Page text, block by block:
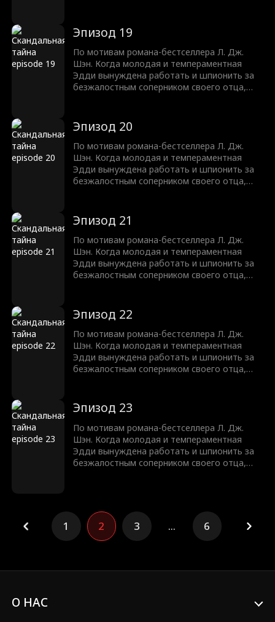
любовь с большой разницей в возрасте,
которая может погубить их обоих.
Эпизод 19
По мотивам романа-бестселлера Л. Дж.
Шэн. Когда молодая и темпераментная
Эдди вынуждена работать и шпионить за
безжалостным соперником своего отца,
любовь с большой разницей в возрасте,
которая может погубить их обоих.
Эпизод 20
По мотивам романа-бестселлера Л. Дж.
Шэн. Когда молодая и темпераментная
Эдди вынуждена работать и шпионить за
безжалостным соперником своего отца,
любовь с большой разницей в возрасте,
которая может погубить их обоих.
Эпизод 21
По мотивам романа-бестселлера Л. Дж.
Шэн. Когда молодая и темпераментная
Эдди вынуждена работать и шпионить за
безжалостным соперником своего отца,
любовь с большой разницей в возрасте,
которая может погубить их обоих.
Эпизод 22
По мотивам романа-бестселлера Л. Дж.
Шэн. Когда молодая и темпераментная
Эдди вынуждена работать и шпионить за
безжалостным соперником своего отца,
любовь с большой разницей в возрасте,
которая может погубить их обоих.
Эпизод 23
По мотивам романа-бестселлера Л. Дж.
Шэн. Когда молодая и темпераментная
Эдди вынуждена работать и шпионить за
безжалостным соперником своего отца,
которая может погубить их обоих.
1 2 3 ... 6
О НАС